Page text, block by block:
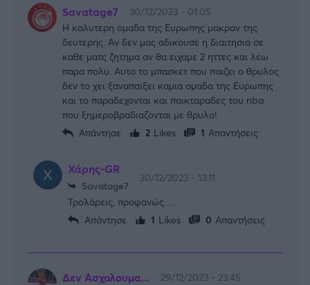
Savatage7
30/12/2023 - 01:05
Η καλυτερη ομαδα της Ευρωπης μακραν της
δευτερης. Αν δεν μας αδικουσε η διαιτησια σε
καθε ματς ζητημα αν θα ειχαμε 2 ηττες και λεω
παρα πολυ. Αυτο το μπασκετ που παιζει ο θρυλος
δεν το χει ξαναπαιξει καμια ομαδα της Ευρωπης
και το παραδεχονται και παικταραδες του nba
που ξημεροβραδιαζονται με θρυλο!
Απάντησε
2 Likes 1 Απαντήσεις
Χάρης-GR
Savatage7
30/12/2023 - 13:11
Τρολάρεις, προφανώς…
Απάντησε
1 Likes 0 Απαντήσεις
Δεν Ασχολουμα...
29/12/2023 - 23:45